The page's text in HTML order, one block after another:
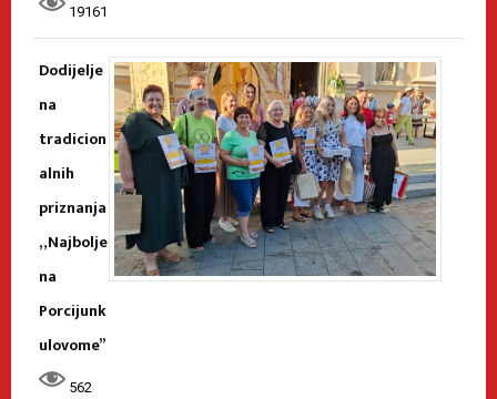
19161
Dodijelje
na
tradicion
alnih
priznanja
„Najbolje
na
Porcijunk
ulovome”
562